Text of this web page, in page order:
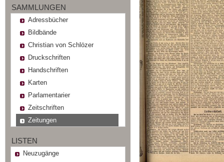
SAMMLUNGEN
Adressbücher
Bildbände
Christian von Schlözer
Druckschriften
Handschriften
Karten
Parlamentarier
Zeitschriften
Zeitungen
LISTEN
Neuzugänge